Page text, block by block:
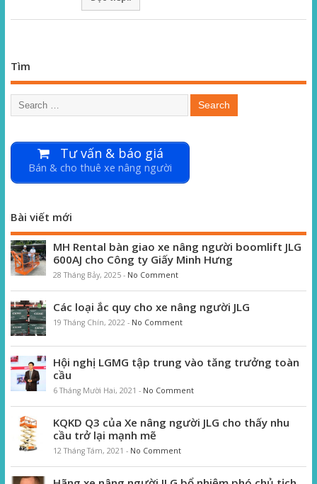
Tìm
Tư vấn & báo giá
Bán & cho thuê xe nâng người
Bài viết mới
MH Rental bàn giao xe nâng người boomlift JLG
600AJ cho Công ty Giấy Minh Hưng
28 Tháng Bảy, 2025 - No Comment
Các loại ắc quy cho xe nâng người JLG
19 Tháng Chín, 2022 - No Comment
Hội nghị LGMG tập trung vào tăng trưởng toàn
cầu
6 Tháng Mười Hai, 2021 - No Comment
KQKD Q3 của Xe nâng người JLG cho thấy nhu
cầu trở lại mạnh mẽ
12 Tháng Tám, 2021 - No Comment